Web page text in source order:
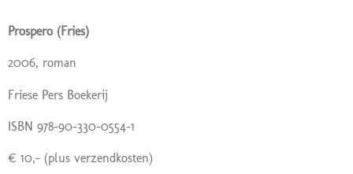
Prospero (Fries)
2006, roman
Friese Pers Boekerij
ISBN 978-90-330-0554-1
€ 10,- (plus verzendkosten)